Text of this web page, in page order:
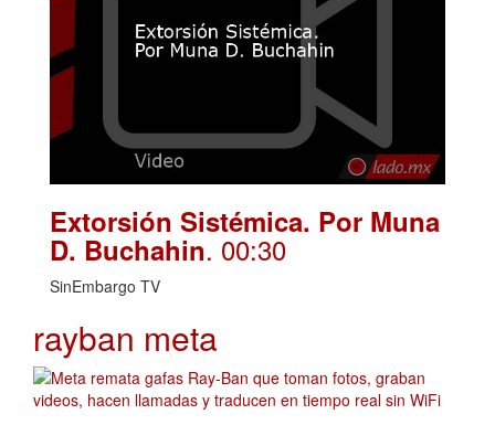
Extorsión Sistémica. Por Muna
D. Buchahin. 00:30
SinEmbargo TV
rayban meta